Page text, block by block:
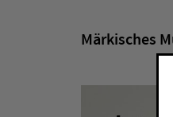
Märkisches